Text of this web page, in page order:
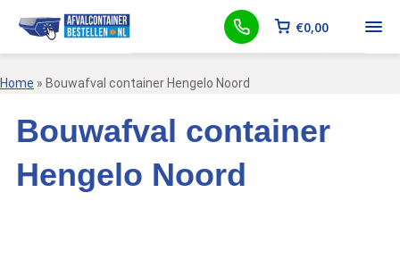
€0,00
Home » Bouwafval container Hengelo Noord
Bouwafval container
Hengelo Noord